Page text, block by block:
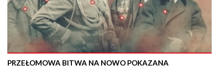
PRZEŁOMOWA BITWA NA NOWO POKAZANA